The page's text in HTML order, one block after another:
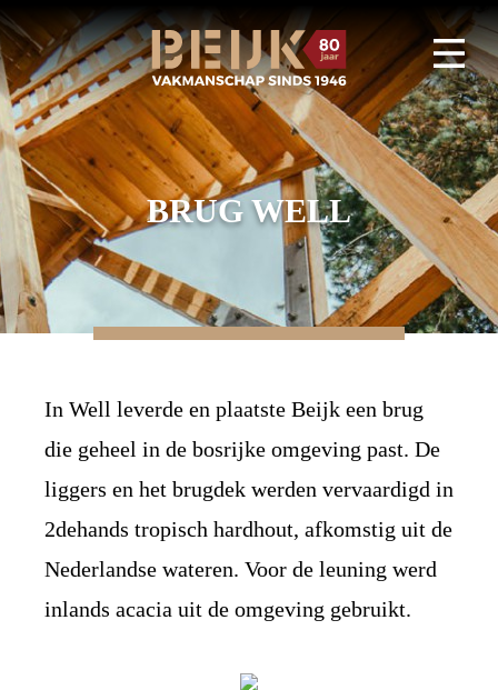
BRUG WELL
In Well leverde en plaatste Beijk een brug
die geheel in de bosrijke omgeving past. De
liggers en het brugdek werden vervaardigd in
2dehands tropisch hardhout, afkomstig uit de
Nederlandse wateren. Voor de leuning werd
inlands acacia uit de omgeving gebruikt.